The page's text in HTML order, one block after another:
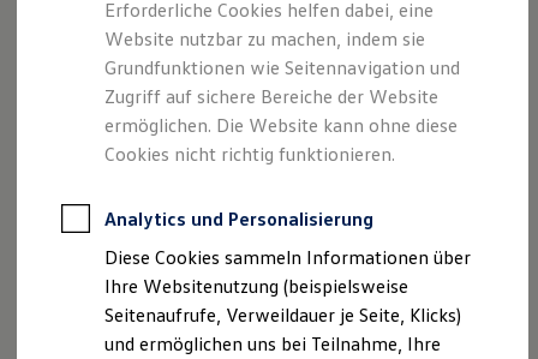
Leasing ohne Anzahlung
Finanzierung
Autokredit mit Schlussrate
Versicherungen und Garantien
Kfz-Versicherung
Restschuldversicherungen
Garantien
Professional Class bei Volkswagen
Behörden
Direktkunden
Sonderfahrzeuge
Anpfiff zum Gewinn
Elektromobilität
We Chargezum Laden und Bezahlen unterwegs
nutzen
Schneller Zugriff auf wichtige Einstellungen und
Services
Erforderliche Cookies helfen dabei, eine
Website nutzbar zu machen, indem sie
Grundfunktionen wie Seitennavigation und
Zugriff auf sichere Bereiche der Website
ermöglichen. Die Website kann ohne diese
Cookies nicht richtig funktionieren.
Analytics und Personalisierung
Diese Cookies sammeln Informationen über
Ihre Websitenutzung (beispielsweise
Seitenaufrufe, Verweildauer je Seite, Klicks)
und ermöglichen uns bei Teilnahme, Ihre